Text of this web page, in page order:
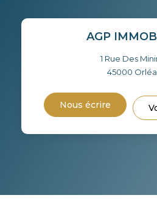
AGP
1 Rue Des
45000
Nous écrire